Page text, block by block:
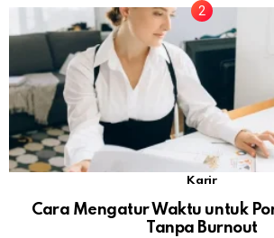
Karir
Cara Mengatur Waktu untuk
Tanpa Burnout